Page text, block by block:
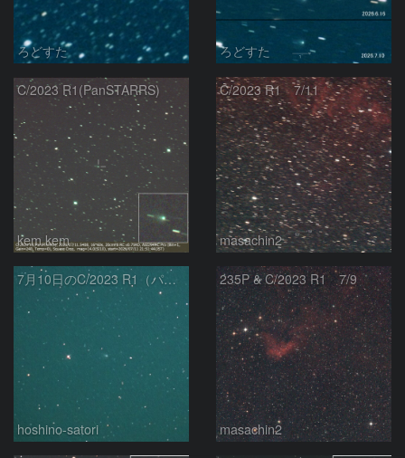
ろどすた ろどすた
C/2023 R1(PanSTARRS)
kem.kem
C/2023 R1 7/11
masachin2
7月10日のC/2023 R1（パンスターズ彗星）
hoshino-satori
235P & C/2023 R1 7/9
masachin2